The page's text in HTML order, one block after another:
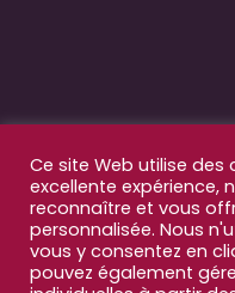
Ce site Web utilise des
excellente expérience,
reconnaître et vous
personnalisée. Nous
vous y consentez en
pouvez également